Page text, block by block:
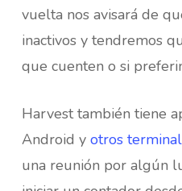
vuelta nos avisará de
inactivos y tendremos
que cuenten o si
Harvest también tiene
Android y otros
una reunión por algún